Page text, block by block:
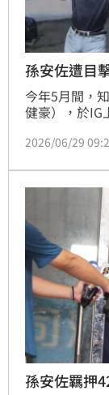
孫安佐遭目
今年5月間，
健豪），於IG
強調表示「相
2026/06/29
孫安佐羈押